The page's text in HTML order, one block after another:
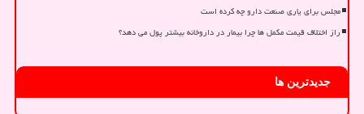
مجلس برای یاری صنعت دارو چه کرده است
راز اختلاف قیمت مکمل ها چرا بیمار در داروخانه بیشتر پول می دهد؟
جدیدترین ها